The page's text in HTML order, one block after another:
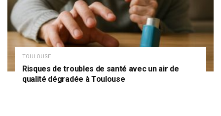
TOULOUSE
Risques de troubles de santé avec un air de
qualité dégradée à Toulouse